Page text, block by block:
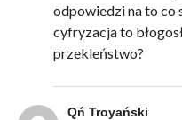
odpowiedzi na to co
cyfryzacja to
przekleństwo?
Qń Troyański